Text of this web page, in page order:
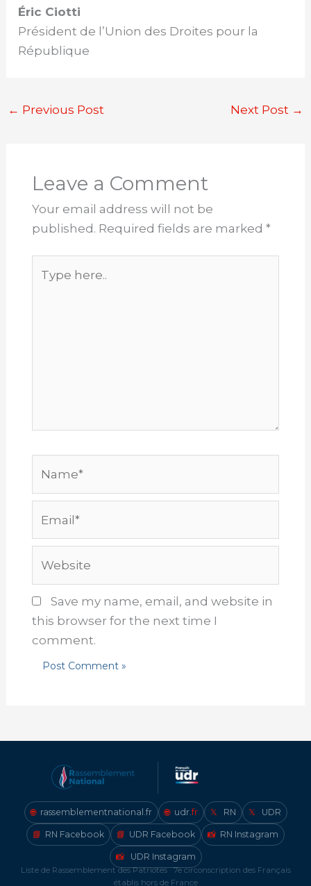
Éric Ciotti
Président de l’Union des Droites pour la
République
← Previous Post Next Post →
Leave a Comment
Your email address will not be
published. Required fields are marked *
here..
Save my name, email, and website in
this browser for the next time I
comment.
🌐 rassemblementnational.fr 🌐 udr. fr 𝕏 RN 𝕏 UDR
📘 RN Facebook 📘 UDR Facebook 📸 RN Instagram
📸 UDR Instagram
Liste de Rassemblement des Patriotes · 7e circonscription des Français
établis hors de France